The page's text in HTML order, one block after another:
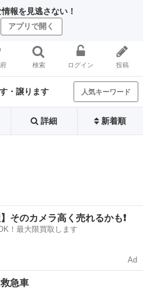
報を見逃さない！
アプリで開く
検索 ログイン 投稿
・譲ります 人気キーワード
詳細 新着順
そのカメラ高く売れるかも❗️
！最大限買取します
Ad
急車